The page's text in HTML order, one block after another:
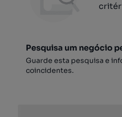
Pesquisa um negócio
Guarde esta pesquisa e
coincidentes.